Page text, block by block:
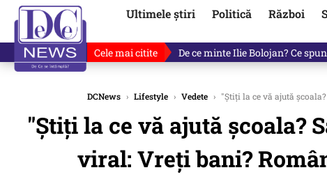
Ultimele știri Politică Război
Cele mai citite De ce a mințit Ilie Bolojan?
DCNews › Lifestyle › Vedete › "Știți la ce vă ajută
"Știți la ce vă ajută școala?
viral: Vreți bani?